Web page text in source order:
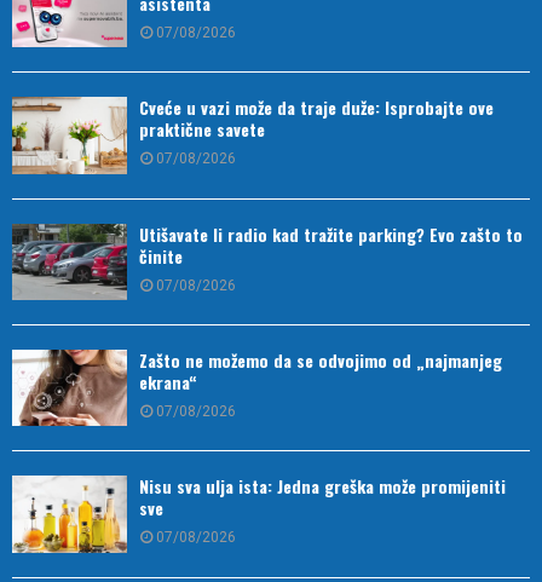
07/08/2026
Cveće u vazi može da traje duže: Isprobajte ove
praktične savete
07/08/2026
Utišavate li radio kad tražite parking? Evo zašto to
činite
07/08/2026
Zašto ne možemo da se odvojimo od „najmanjeg
ekrana“
07/08/2026
Nisu sva ulja ista: Jedna greška može promijeniti
sve
07/08/2026